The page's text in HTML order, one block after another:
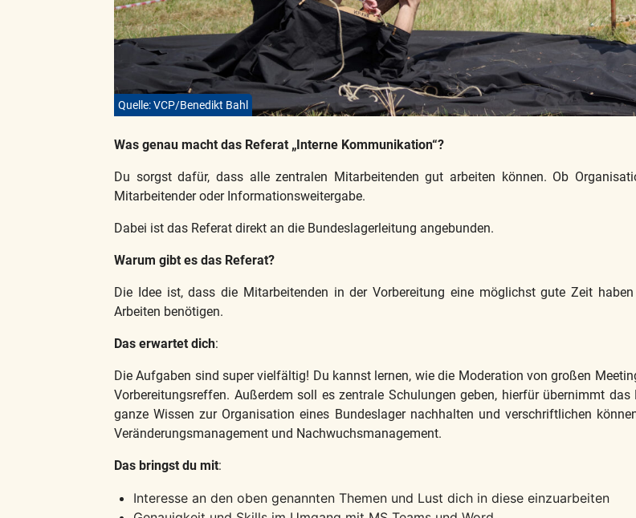
Quelle: VCP/Benedikt Bahl
Was genau macht das Referat „Interne Kommunikation“?
Du sorgst dafür, dass alle zentralen Mitarbeitenden gut arbeiten können. Ob
Mitarbeitender oder Informationsweitergabe.
Dabei ist das Referat direkt an die Bundeslagerleitung angebunden.
Warum gibt es das Referat?
Die Idee ist, dass die Mitarbeitenden in der Vorbereitung eine möglichst gute Zeit
Arbeiten benötigen.
Das erwartet dich:
Die Aufgaben sind super vielfältig! Du kannst lernen, wie die Moderation von großen
Vorbereitungsreffen. Außerdem soll es zentrale Schulungen geben, hierfür übernimmt
ganze Wissen zur Organisation eines Bundeslager nachhalten und verschriftlichen
Veränderungsmanagement und Nachwuchsmanagement.
Das bringst du mit:
Interesse an den oben genannten Themen und Lust dich in diese einzuarbeiten